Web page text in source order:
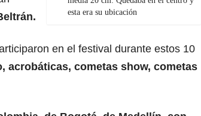
esta era su ubicación
en el festival durante estos 10
acrobáticas, cometas show, cometas